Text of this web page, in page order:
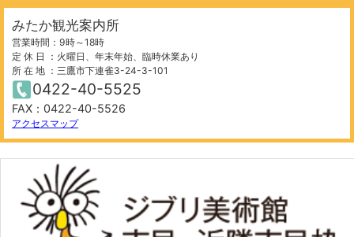
みたか観光案内所
営業時間：9時～18時
定 休 日 ：火曜日、年末年始、臨時休業あり
所 在 地 ：三鷹市下連雀3-24-3-101
0422-40-5525
FAX：0422-40-5526
アクセスマップ